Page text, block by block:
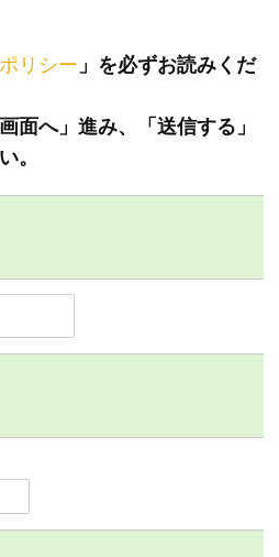
リシー 」を必ずお読みくだ
面へ」進み、「送信する」
。